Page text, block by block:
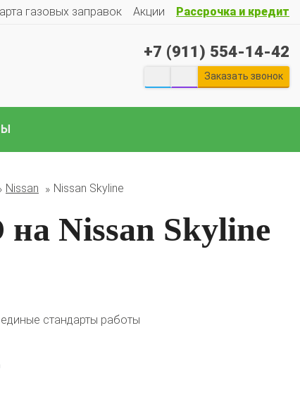
газовых заправок Акции Рассрочка и кредит
+7 (911) 554-14-42
Заказать звонок
Nissan Nissan Skyline
Nissan Skyline
стандарты работы